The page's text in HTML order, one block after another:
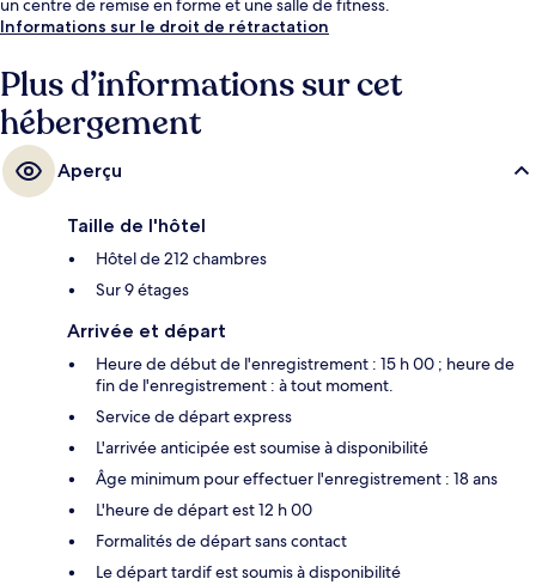
un centre de remise en forme et une salle de fitness.
Informations sur le droit de rétractation
Plus d’informations sur cet
hébergement
Aperçu
Taille de l'hôtel
Hôtel de 212 chambres
Sur 9 étages
Arrivée et départ
Heure de début de l'enregistrement : 15 h 00 ; heure de
fin de l'enregistrement : à tout moment.
Service de départ express
L'arrivée anticipée est soumise à disponibilité
Âge minimum pour effectuer l'enregistrement : 18 ans
L'heure de départ est 12 h 00
Formalités de départ sans contact
Le départ tardif est soumis à disponibilité